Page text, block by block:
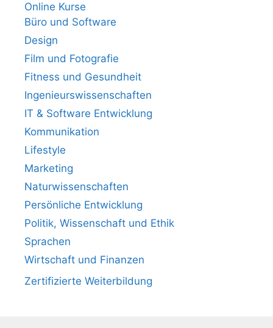
Online Kurse
Büro und Software
Design
Film und Fotografie
Fitness und Gesundheit
Ingenieurswissenschaften
IT & Software Entwicklung
Kommunikation
Lifestyle
Marketing
Naturwissenschaften
Persönliche Entwicklung
Politik, Wissenschaft und Ethik
Sprachen
Wirtschaft und Finanzen
Zertifizierte Weiterbildung